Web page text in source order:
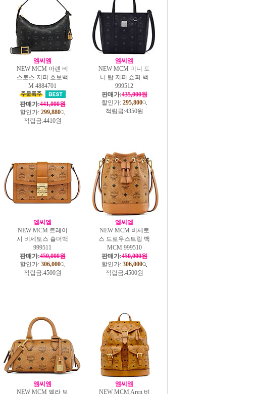
엠씨엠
NEW MCM 아렌 비
스토스 지퍼 호보백
M 4884701
판매가:441,000원
할인가: 299,880
적립금:4410원
엠씨엠
NEW MCM 미니 토
니 탑 지퍼 쇼퍼 백
999512
판매가:435,000원
할인가: 295,800
적립금:4350원
엠씨엠
NEW MCM 트레이
시 비세토스 숄더백
999511
판매가:450,000원
할인가: 306,000
적립금:4500원
엠씨엠
NEW MCM 비세토
스 드로우스트링 백
MCM 999510
판매가:450,000원
할인가: 306,000
적립금:4500원
엠씨엠
NEW MCM 엘라 보
엠씨엠
NEW MCM Aren 비